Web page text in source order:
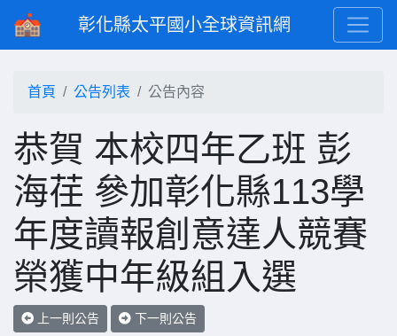
彰化縣太平國小全球資訊網
首頁 公告列表 公告內容
恭賀 本校四年乙班 彭
海荏 參加彰化縣113學
年度讀報創意達人競賽
榮獲中年級組入選
上一則公告 下一則公告